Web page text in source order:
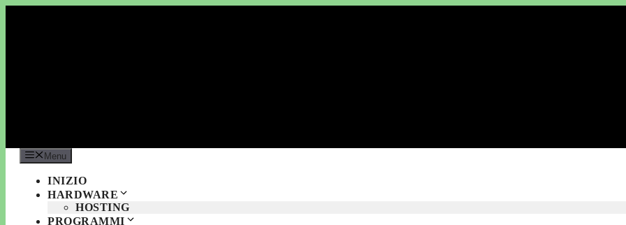
Menu
INIZIO
HARDWARE
HOSTING
PROGRAMMI